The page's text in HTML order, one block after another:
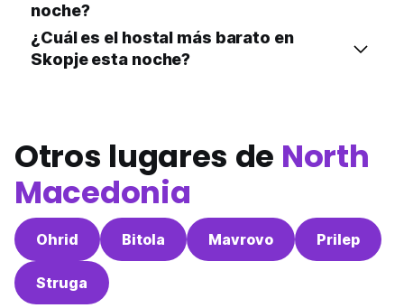
noche?
¿Cuál es el hostal más barato en
Skopje esta noche?
Otros lugares de North
Macedonia
Ohrid Bitola Mavrovo Prilep
Struga